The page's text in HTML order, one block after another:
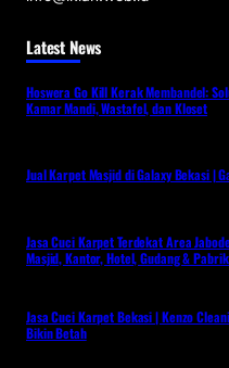
Latest News
Hoswera Go Kill Kerak Membandel:
Kamar Mandi, Wastafel, dan Kloset
Jual Karpet Masjid di Galaxy Bekasi |
Jasa Cuci Karpet Terdekat Area
Masjid, Kantor, Hotel, Gudang &
Jasa Cuci Karpet Bekasi | Kenzo
Bikin Betah